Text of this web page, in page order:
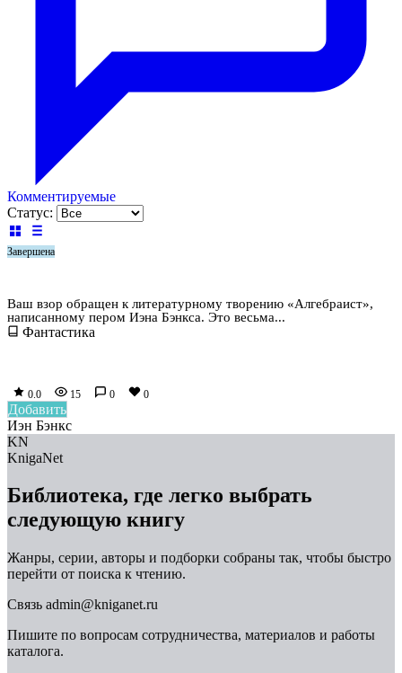
Комментируемые
Статус:
Завершена
Ваш взор обращен к литературному творению «Алгебраист»,
написанному пером Иэна Бэнкса. Это весьма...
Фантастика
0.0 15 0 0
Добавить
Иэн Бэнкс
KN
KnigaNet
Библиотека, где легко выбрать
следующую книгу
Жанры, серии, авторы и подборки собраны так, чтобы быстро
перейти от поиска к чтению.
Связь admin@kniganet.ru
Пишите по вопросам сотрудничества, материалов и работы
каталога.